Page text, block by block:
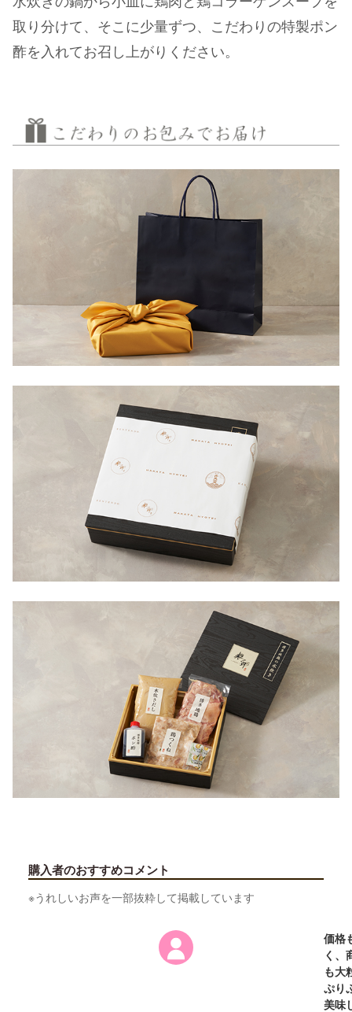
取り分けて、そこに少量ずつ、こだわりの特製ポン
酢を入れてお召し上がりください。
購入者のおすすめコメント
※うれしいお声を一部抜粋して掲載しています
価格
く、
も大
ぷり
美味